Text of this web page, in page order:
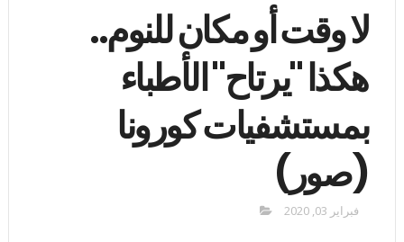
لا وقت أو مكان للنوم..
هكذا "يرتاح" الأطباء
بمستشفيات كورونا
(صور)
فبراير 03, 2020